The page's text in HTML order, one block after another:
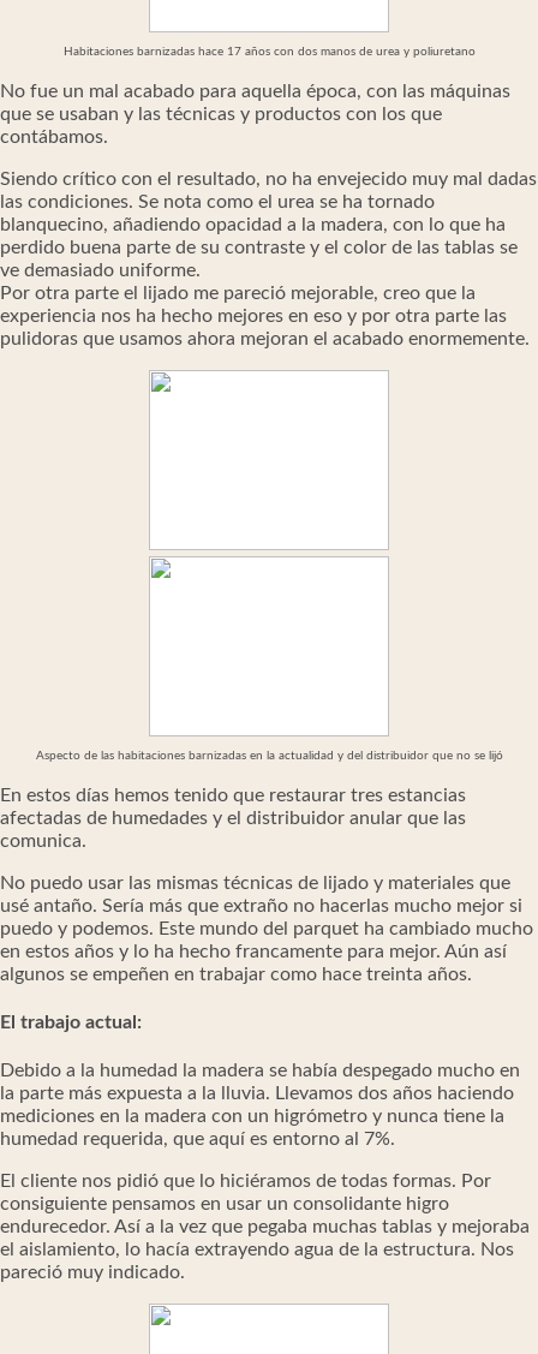
Habitaciones barnizadas hace 17 años con dos manos de urea y poliuretano
No fue un mal acabado para aquella época, con las máquinas
que se usaban y las técnicas y productos con los que
contábamos.
Siendo crítico con el resultado, no ha envejecido muy mal dadas
las condiciones. Se nota como el urea se ha tornado
blanquecino, añadiendo opacidad a la madera, con lo que ha
perdido buena parte de su contraste y el color de las tablas se
ve demasiado uniforme.
Por otra parte el lijado me pareció mejorable, creo que la
experiencia nos ha hecho mejores en eso y por otra parte las
pulidoras que usamos ahora mejoran el acabado enormemente.
Aspecto de las habitaciones barnizadas en la actualidad y del distribuidor que no se lijó
En estos días hemos tenido que restaurar tres estancias
afectadas de humedades y el distribuidor anular que las
comunica.
No puedo usar las mismas técnicas de lijado y materiales que
usé antaño. Sería más que extraño no hacerlas mucho mejor si
puedo y podemos. Este mundo del parquet ha cambiado mucho
en estos años y lo ha hecho francamente para mejor. Aún así
algunos se empeñen en trabajar como hace treinta años.
El trabajo actual:
Debido a la humedad la madera se había despegado mucho en
la parte más expuesta a la lluvia. Llevamos dos años haciendo
mediciones en la madera con un higrómetro y nunca tiene la
humedad requerida, que aquí es entorno al 7%.
El cliente nos pidió que lo hiciéramos de todas formas. Por
consiguiente pensamos en usar un consolidante higro
endurecedor. Así a la vez que pegaba muchas tablas y mejoraba
el aislamiento, lo hacía extrayendo agua de la estructura. Nos
pareció muy indicado.